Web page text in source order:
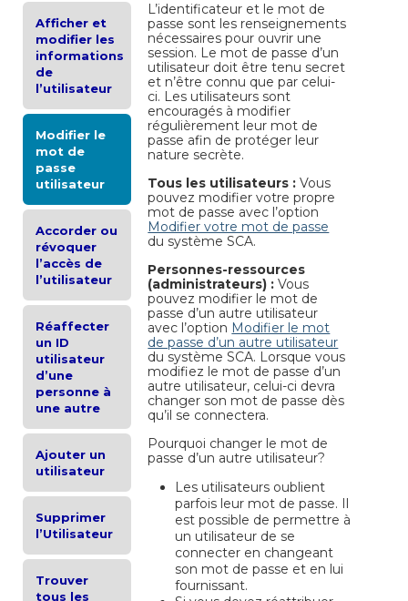
Afficher et
modifier les
informations
de
l’utilisateur
Modifier le
mot de
passe
utilisateur
Accorder ou
révoquer
l’accès de
l’utilisateur
Réaffecter
un ID
utilisateur
d’une
personne à
une autre
Ajouter un
utilisateur
Supprimer
l’Utilisateur
Trouver
tous les
L’identificateur et le mot de
passe sont les renseignements
nécessaires pour ouvrir une
session. Le mot de passe d’un
utilisateur doit être tenu secret
et n’être connu que par celui-
ci. Les utilisateurs sont
encouragés à modifier
régulièrement leur mot de
passe afin de protéger leur
nature secrète.
Tous les utilisateurs :Vous
pouvez modifier votre propre
mot de passe avec l’option
Modifier votre mot de passe
du système SCA.
Personnes-ressources
(administrateurs) : Vous
pouvez modifier le mot de
passe d’un autre utilisateur
avec l’option Modifier le mot
de passe d’un autre utilisateur
du système SCA. Lorsque vous
modifiez le mot de passe d’un
autre utilisateur, celui-ci devra
changer son mot de passe dès
qu’il se connectera.
Pourquoi changer le mot de
passe d’un autre utilisateur?
Les utilisateurs oublient
parfois leur mot de passe. Il
est possible de permettre à
un utilisateur de se
connecter en changeant
son mot de passe et en lui
fournissant.